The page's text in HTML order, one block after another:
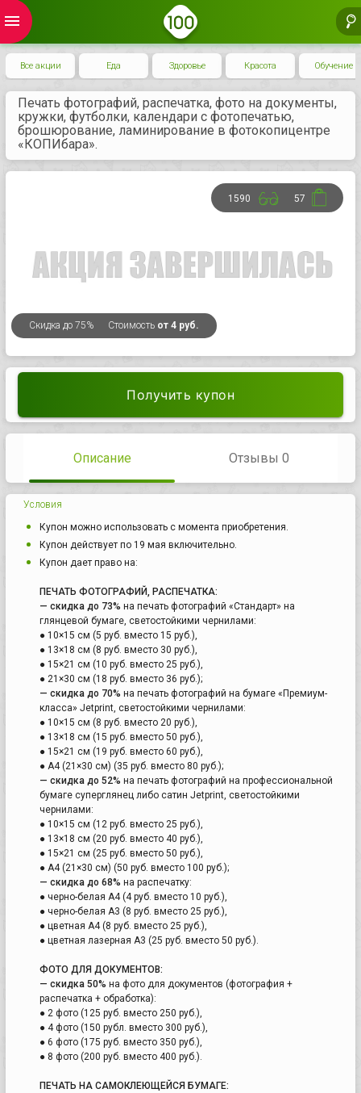
menu
Все акции Еда Здоровье Красота Обучение
Печать фотографий, распечатка, фото на документы,
кружки, футболки, календари с фотопечатью,
брошюрование, ламинирование в фотокопицентре
«КОПИбара».
Скидка до 75% Стоимость от 4 руб.
1590 57
Получить купон
Описание Отзывы 0
Условия
Купон можно использовать с момента приобретения.
Купон действует по 19 мая включительно.
Купон дает право на:
ПЕЧАТЬ ФОТОГРАФИЙ, РАСПЕЧАТКА:
— скидка до 73% на печать фотографий «Стандарт» на
глянцевой бумаге, светостойкими чернилами:
● 10×15 см (5 руб. вместо 15 руб.),
● 13×18 см (8 руб. вместо 30 руб.),
● 15×21 см (10 руб. вместо 25 руб.),
● 21×30 см (18 руб. вместо 36 руб.);
— скидка до 70% на печать фотографий на бумаге «Премиум-
класса» Jetprint, светостойкими чернилами:
● 10×15 см (8 руб. вместо 20 руб.),
● 13×18 см (15 руб. вместо 50 руб.),
● 15×21 см (19 руб. вместо 60 руб.),
● А4 (21×30 см) (35 руб. вместо 80 руб.);
— скидка до 52% на печать фотографий на профессиональной
бумаге суперглянец либо сатин Jetprint, светостойкими
чернилами:
● 10×15 см (12 руб. вместо 25 руб.),
● 13×18 см (20 руб. вместо 40 руб.),
● 15×21 см (25 руб. вместо 50 руб.),
● А4 (21×30 см) (50 руб. вместо 100 руб.);
— скидка до 68% на распечатку:
● черно-белая А4 (4 руб. вместо 10 руб.),
● черно-белая А3 (8 руб. вместо 25 руб.),
● цветная А4 (8 руб. вместо 25 руб.),
● цветная лазерная А3 (25 руб. вместо 50 руб.).
ФОТО ДЛЯ ДОКУМЕНТОВ:
— скидка 50% на фото для документов (фотография +
распечатка + обработка):
● 2 фото (125 руб. вместо 250 руб.),
● 4 фото (150 рубл. вместо 300 руб.),
● 6 фото (175 руб. вместо 350 руб.),
● 8 фото (200 руб. вместо 400 руб.).
ПЕЧАТЬ НА САМОКЛЕЮЩЕЙСЯ БУМАГЕ: